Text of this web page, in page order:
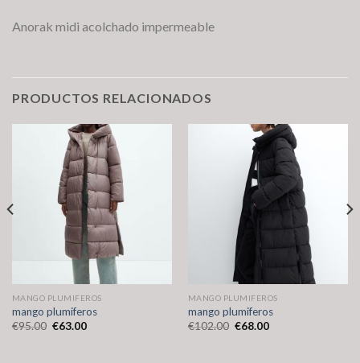
Anorak midi acolchado impermeable
PRODUCTOS RELACIONADOS
MANGO PLUMIFEROS
mango plumiferos
€95.00 €63.00
MANGO PLUMIFEROS
mango plumiferos
€102.00 €68.00